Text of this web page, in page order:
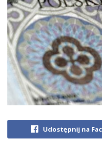
Udostępnij na